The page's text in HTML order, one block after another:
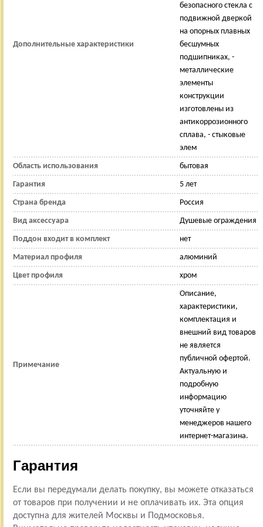
Дополнительные характеристики
безопасного стекла с
подвижной дверкой
на опорных плавных
бесшумных
подшипниках, -
металлические
элементы
конструкции
изготовлены из
антикоррозионного
сплава, - стыковые
элем
Область использования бытовая
Гарантия 5 лет
Страна бренда Россия
Вид аксессуара Душевые ограждения
Поддон входит в комплект нет
Материал профиля алюминий
Цвет профиля хром
Примечание
Описание,
характеристики,
комплектация и
внешний вид товаров
не является
публичной офертой.
Актуальную и
подробную
информацию
уточняйте у
менеджеров нашего
интернет-магазина.
Гарантия
Если вы передумали делать покупку, вы можете отказаться
от товаров при получении и не оплачивать их. Эта опция
доступна для жителей Москвы и Подмосковья.